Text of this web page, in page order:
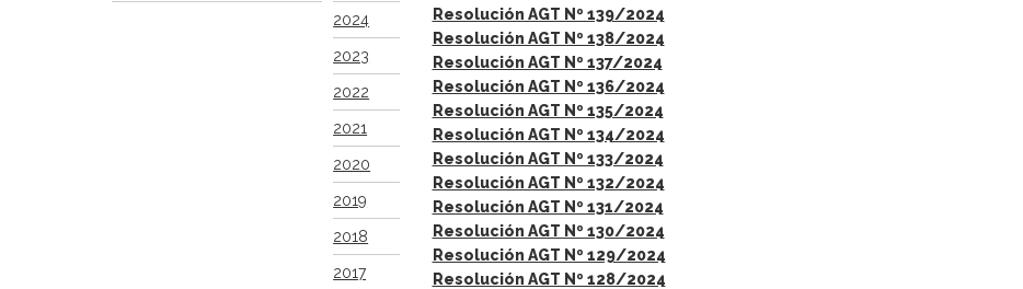
2024
2023
2022
2021
2020
2019
2018
2017
Resolución AGT Nº 139/2024
Resolución AGT Nº 138/2024
Resolución AGT Nº 137/2024
Resolución AGT Nº 136/2024
Resolución AGT Nº 135/2024
Resolución AGT Nº 134/2024
Resolución AGT Nº 133/2024
Resolución AGT Nº 132/2024
Resolución AGT Nº 131/2024
Resolución AGT Nº 130/2024
Resolución AGT Nº 129/2024
Resolución AGT Nº 128/2024